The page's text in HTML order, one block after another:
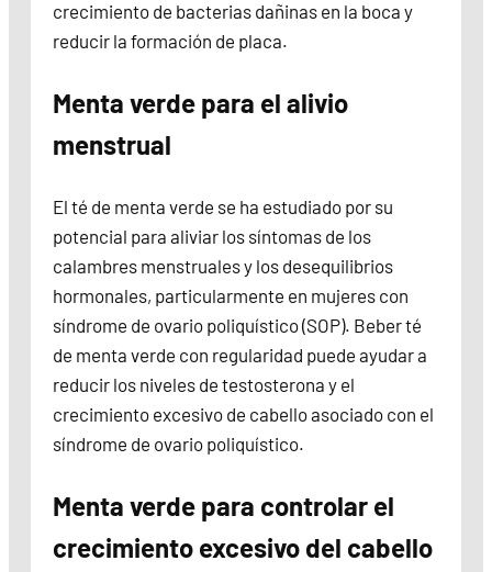
crecimiento de bacterias dañinas en la boca y
reducir la formación de placa.
Menta verde para el alivio
menstrual
El té de menta verde se ha estudiado por su
potencial para aliviar los síntomas de los
calambres menstruales y los desequilibrios
hormonales, particularmente en mujeres con
síndrome de ovario poliquístico (SOP). Beber té
de menta verde con regularidad puede ayudar a
reducir los niveles de testosterona y el
crecimiento excesivo de cabello asociado con el
síndrome de ovario poliquístico.
Menta verde para controlar el
crecimiento excesivo del cabello